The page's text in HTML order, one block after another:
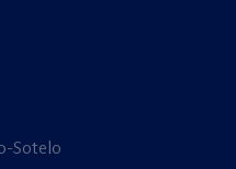
Sotelo